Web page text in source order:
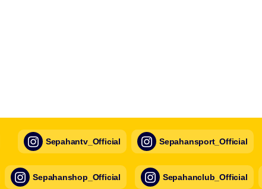
Sepahantv_Official
Sepahanshop_Official
Sepahansport_Official
Sepahanclub_Official